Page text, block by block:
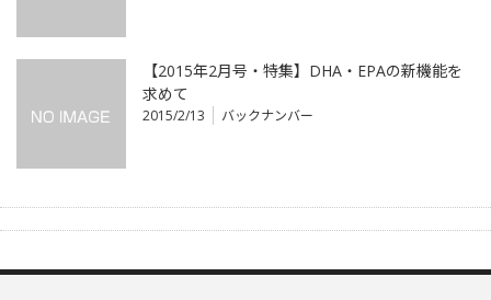
【2015年2月号・特集】DHA・EPAの新機能を
求めて
2015/2/13 バックナンバー